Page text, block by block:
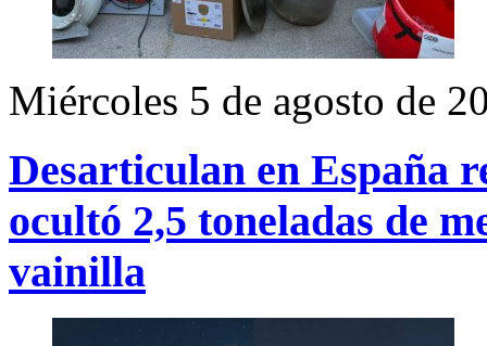
Miércoles 5 de agosto de
Desarticulan en España
ocultó 2,5 toneladas de
vainilla